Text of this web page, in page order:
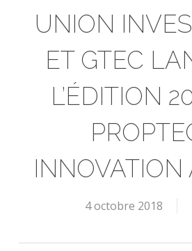
UNION
ET GTEC
L’ÉDITION
INNOVATION
4 octobre 2018